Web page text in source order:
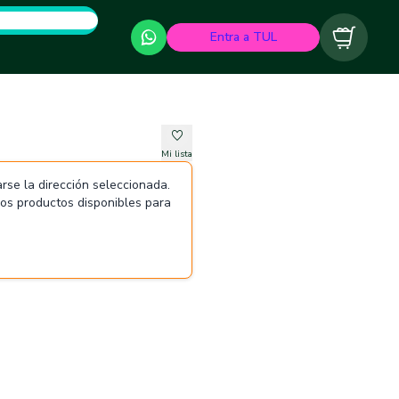
Entra a TUL Carrito
Mi lista
la dirección seleccionada.
productos disponibles para